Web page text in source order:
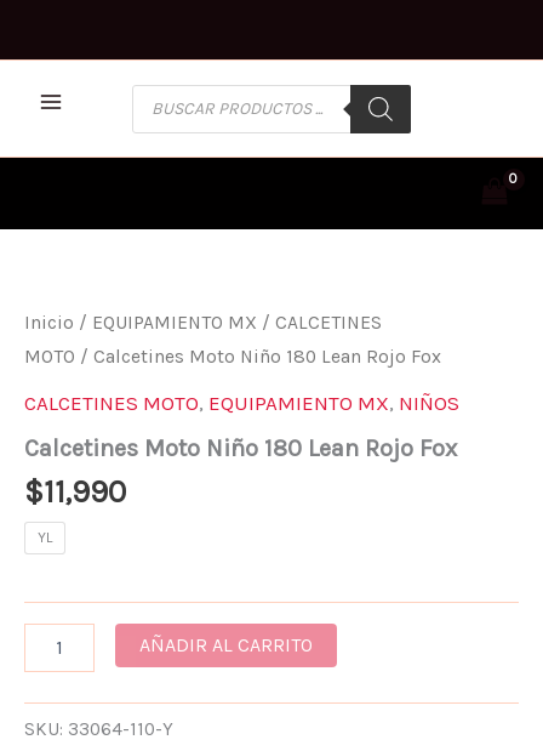
Inicio / EQUIPAMIENTO MX / CALCETINES
MOTO / Calcetines Moto Niño 180 Lean Rojo Fox
CALCETINES MOTO, EQUIPAMIENTO MX, NIÑOS
Calcetines Moto Niño 180 Lean Rojo Fox
$11,990
YL
180
ROJO
CANTIDAD
AÑADIR AL CARRITO
SKU: 33064-110-Y